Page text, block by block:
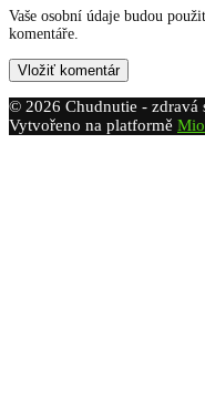
Vaše osobní údaje budou
komentáře.
© 2026 Chudnutie - zdravá
Vytvořeno na platformě